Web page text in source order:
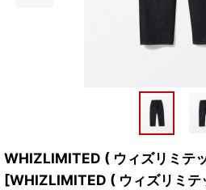
WHIZLIMITED ( ウィズリミテ
[WHIZLIMITED ( ウィズリミ